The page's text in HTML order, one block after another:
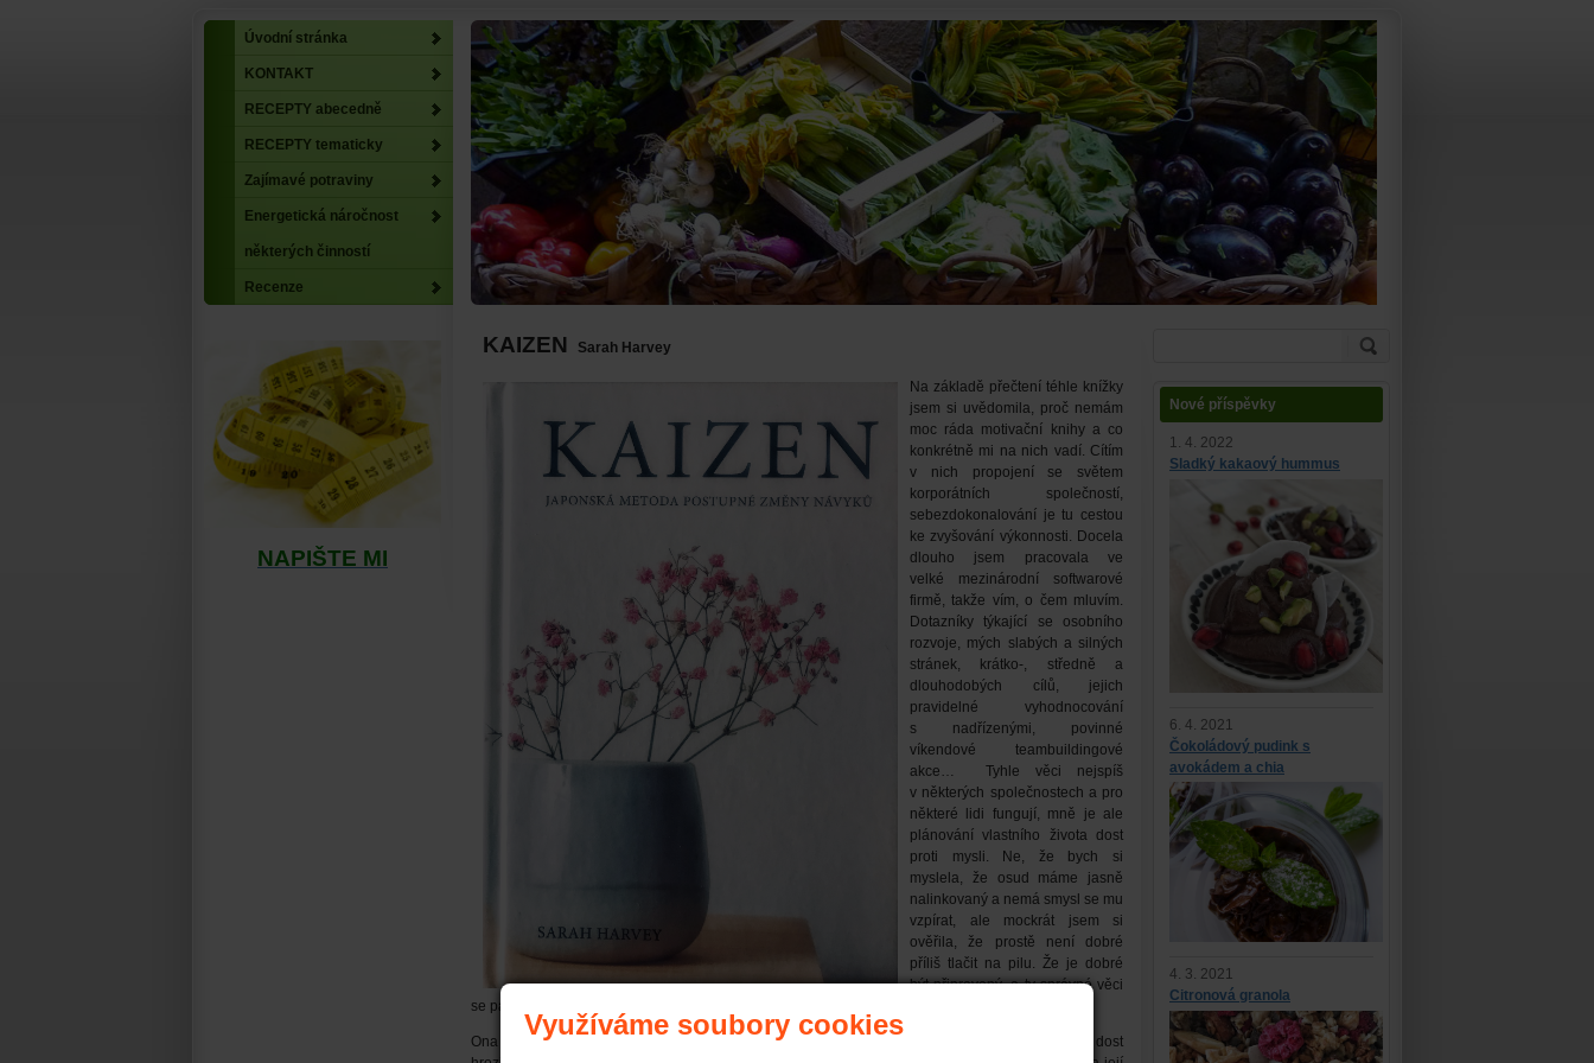
KAIZEN Sarah Harvey
Na základě přečtení téhle knížky
jsem si uvědomila, proč nemám
moc ráda motivační knihy a co
konkrétně mi na nich vadí. Cítím
v nich propojení se světem
korporátních společností,
sebezdokonalování je tu cestou
ke zvyšování výkonnosti. Docela
dlouho jsem pracovala ve
velké mezinárodní softwarové
firmě, takže vím, o čem mluvím.
Dotazníky týkající se osobního
rozvoje, mých slabých a silných
stránek, krátko-, středně a
dlouhodobých cílů, jejich
pravidelné vyhodnocování
s nadřízenými, povinné
víkendové teambuildingové
akce… Tyhle věci nejspíš
v některých společnostech a pro
některé lidi fungují, mně je ale
plánování vlastního života dost
proti mysli. Ne, že bych si
myslela, že osud máme jasně
nalinkovaný a nemá smysl se mu
vzpírat, ale mockrát jsem si
ověřila, že prostě není dobré
příliš tlačit na pilu. Že je dobré
být připravený, a ty správné věci
se pak často přihodí samy od sebe.
Ona tedy i metoda kaizen je primárně určená pro oblast řízení podniků (její heslo na wiki vypadá dost
Nové příspěvky
1. 4. 2022
Sladký kakaový hummus
6. 4. 2021
Čokoládový pudink s
avokádem a chia
4. 3. 2021
Citronová granola
Úvodní stránka
KONTAKT
RECEPTY abecedně
RECEPTY tematicky
Zajímavé potraviny
Energetická náročnost
některých činností
Recenze
NAPIŠTE MI
Využíváme soubory cookies